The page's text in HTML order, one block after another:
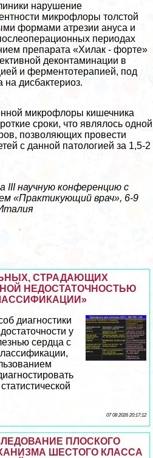
нарушение
микрофлоры толстой
формами атрезии aнycа и
периодах
препарата «Хилак - форте»
деконтаминации в
и ферментотерапией, под
на дисбактериоз.
микрофлоры кишечника
сроки, что являлось одной
позволяющих провести
с данной патологией за 1,5-2
III научную конференцию с
«Пpaктикующий врач», 6-9
СТРАДАЮЩИХ
НЕДОСТАТОЧНОСТЬЮ
диагностики
у
сердца с
07 08 2026 20:17:12
ПЛОСКОГО
ШЕСТОГО КЛАССА